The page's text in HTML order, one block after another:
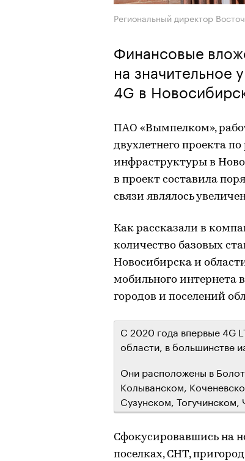
Региональный директор
Финансовые
на значительное
4G в
ПАО «Вымпелком»,
двухлетнего проекта
инфраструктуры в
в проект составила
связи являлось
Как рассказали в
количество базовых
Новосибирска и
мобильного интернета
городов и поселений
С 2020 года впервые 4G
области, в большинстве
Они расположены в
Колыванском,
Сузунском,
Сфокусировавшись на
поселках, СНТ,